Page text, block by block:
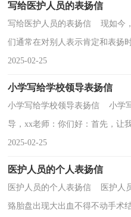
写给医护人员的表扬信
写给医护人员的表扬信 现如今
们通常在对别人表示肯定和表扬
扬信吗？以下是小编为大家收集
2025-02-25
小学写给学校领导表扬信
小学写给学校领导表扬信 小学
导，xx老师：你们好：首先，让
感谢!我的孩子xx是贵校一名普通
2025-02-25
医护人员的个人表扬信
医护人员的个人表扬信 医护人
臵胎盘出现大出血不得不动手术